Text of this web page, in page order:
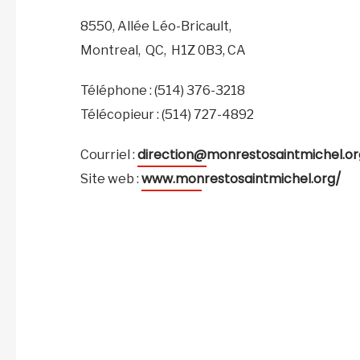
8550, Allée Léo-Bricault,
Montreal, QC, H1Z 0B3, CA
Téléphone : (514) 376-3218
Télécopieur : (514) 727-4892
Courriel :
Site web : www.monrestosaintmichel.org/